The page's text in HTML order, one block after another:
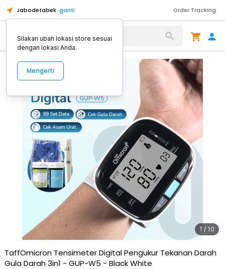
Jabodetabek ganti Order Tracking
Alat Kopi
1 / 10
TaffOmicron Tensimeter Digital Pengukur Tekanan Darah
Gula Darah 3in1 - GUP-W5 - Black White
Silakan ubah lokasi store sesuai
dengan lokasi Anda.
Mengerti